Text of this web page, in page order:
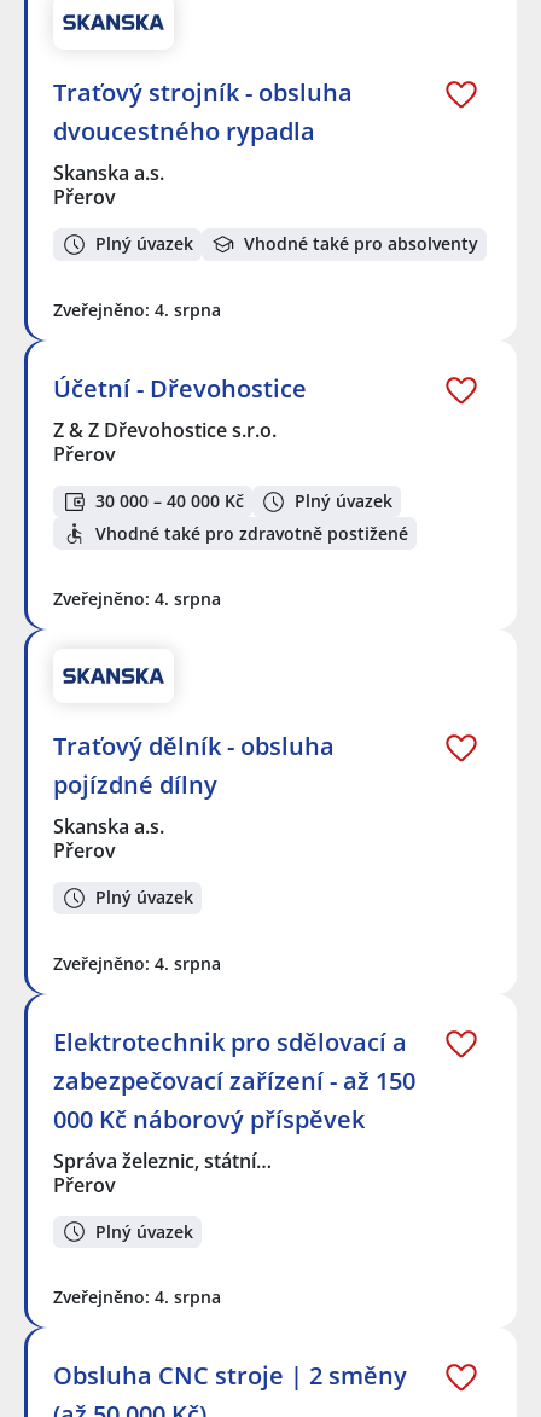
Traťový strojník - obsluha
dvoucestného rypadla
Skanska a.s.
Přerov
Plný úvazek Vhodné také pro absolventy
Zveřejněno: 4. srpna
Účetní - Dřevohostice
Z & Z Dřevohostice s.r.o.
Přerov
30 000 – 40 000 Kč
Plný úvazek
Vhodné také pro zdravotně postižené
Zveřejněno: 4. srpna
Traťový dělník - obsluha
pojízdné dílny
Skanska a.s.
Přerov
Plný úvazek
Zveřejněno: 4. srpna
Elektrotechnik pro sdělovací a
zabezpečovací zařízení - až 150
000 Kč náborový příspěvek
Správa železnic, státní…
Přerov
Plný úvazek
Zveřejněno: 4. srpna
Obsluha CNC stroje | 2 směny